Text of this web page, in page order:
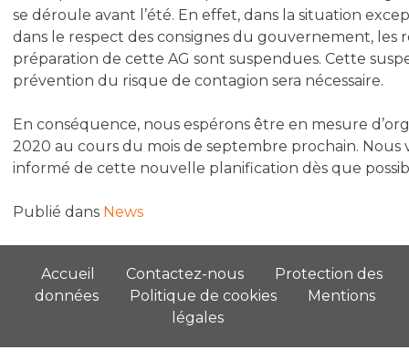
se déroule avant l’été. En effet, dans la situation
dans le respect des consignes du gouvernement,
préparation de cette AG sont suspendues. Cette
prévention du risque de contagion sera nécessaire.
En conséquence, nous espérons être en mesure
2020 au cours du mois de septembre prochain.
informé de cette nouvelle planification dès que
Publié dans News
Accueil Contactez-nous
Protection des
données
Politique de cookies
Mentions
légales